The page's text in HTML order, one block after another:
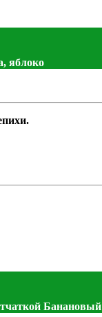
яблоко
Банановый